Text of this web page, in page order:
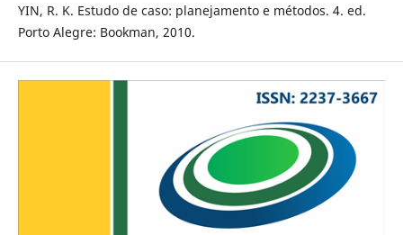
YIN, R. K. Estudo de caso: planejamento e métodos. 4. ed.
Porto Alegre: Bookman, 2010.